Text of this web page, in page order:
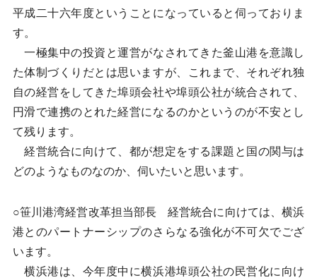
平成二十六年度ということになっていると伺っておりま
す。
一極集中の投資と運営がなされてきた釜山港を意識し
た体制づくりだとは思いますが、これまで、それぞれ独
自の経営をしてきた埠頭会社や埠頭公社が統合されて、
円滑で連携のとれた経営になるのかというのが不安とし
て残ります。
経営統合に向けて、都が想定をする課題と国の関与は
どのようなものなのか、伺いたいと思います。
○笹川港湾経営改革担当部長 経営統合に向けては、横浜
港とのパートナーシップのさらなる強化が不可欠でござ
います。
横浜港は、今年度中に横浜港埠頭公社の民営化に向け